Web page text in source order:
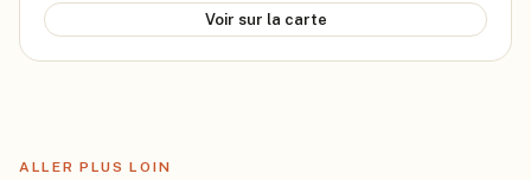
Voir sur la carte
ALLER PLUS LOIN